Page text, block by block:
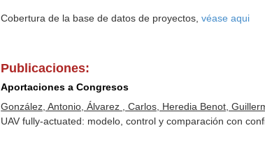
Cobertura de la base de datos de proyectos,véase aqui
Publicaciones:
Aportaciones a Congresos
González, Antonio, Álvarez , Carlos, Heredia Benot,
UAV fully-actuated: modelo, control y comparación con